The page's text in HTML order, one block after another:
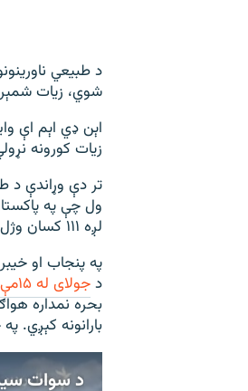
480p
720p
1080p
د طبیعي
شوي، زیات
زیات کورونه نړولي او له ۲۰۰ زیات څاروي
ول چې په
لږه ۱۱۱ کسان وژل شوي شوي ول.
په پنجاب او
دجولای له ۱۵مې څخه د پشکال
بحره نمداره
بارانونه کېږي.